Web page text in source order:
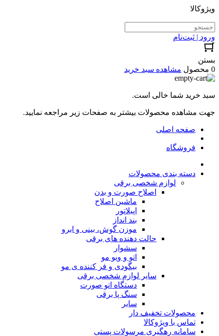
ویژوکالا
ورود | ثبت‌نام
بستن
0 محصول
مشاهده سبد خرید
سبد خرید شما خالی است.
جهت مشاهده محصولات بیشتر به صفحات زیر مراجعه نمایید.
صفحه اصلی
فروشگاه
دسته بندی محصولات
لوازم شخصی برقی
اصلاح صورت و بدن
ماشین اصلاح
اپیلاتور
بند انداز
موزن گوش، بینی و ابرو
حالت دهنده های برقی
سشوار
اتو و ویو مو
بیگودی و فر کننده ی مو
سایر لوازم شخصی برقی
دستگاه اتو صورت
سنگ پا برقی
سایر
محصولات تخفیف دار
تماس با ویژوکالا
سامانه رهگیری مرسولات پستی